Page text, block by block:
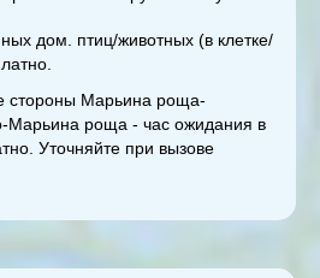
дом. птиц/животных (в клетке/
стороны Марьина роща-
Марьина роща - час ожидания в
Уточняйте при вызове